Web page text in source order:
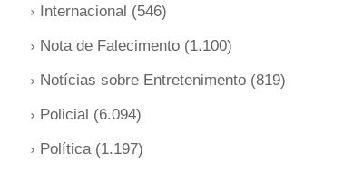
Internacional (546)
Nota de Falecimento (1.100)
Notícias sobre Entretenimento (819)
Policial (6.094)
Política(1.197)